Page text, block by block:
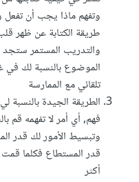
وتفهم ماذا يجب أن
طريقة الكتابة عن ظهر
والتدريب المستمر
الموضوع بالنسبة لك
تلقائي مع الممارسة
الطريقة الجيدة
فهم, أي أمر لا تفهمه
وتبسيط الأمور لك قدر
قدر المستطاع فكلما قمت
أكثر